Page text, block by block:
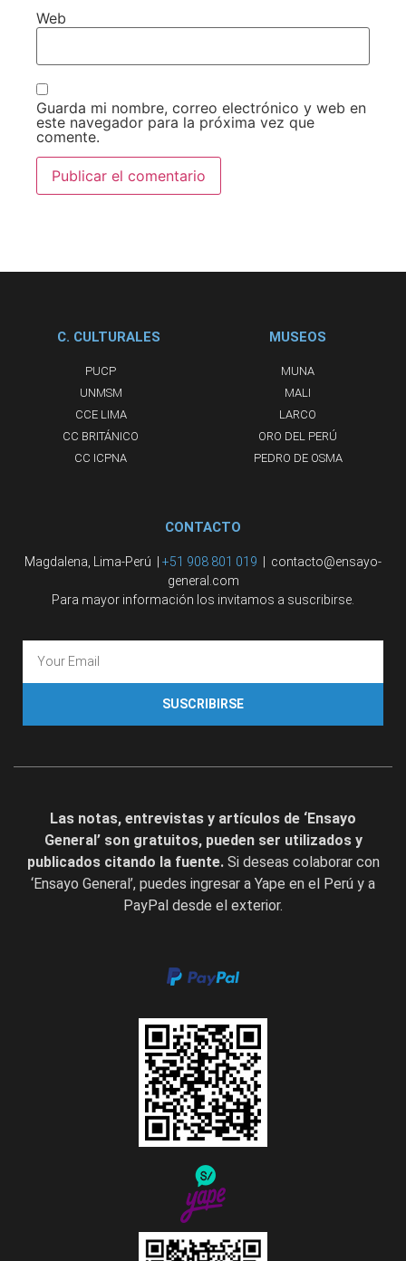
Web
Guarda mi nombre, correo electrónico y web en
este navegador para la próxima vez que
comente.
C. CULTURALES
PUCP
UNMSM
CCE LIMA
CC BRITÁNICO
CC ICPNA
MUSEOS
MUNA
MALI
LARCO
ORO DEL PERÚ
PEDRO DE OSMA
CONTACTO
Magdalena, Lima-Perú | +51 908 801 019 | contacto@ensayo-
general.com
Para mayor información los invitamos a suscribirse.
SUSCRIBIRSE
Las notas, entrevistas y artículos de ‘Ensayo
General’ son gratuitos, pueden ser utilizados y
publicados citando la fuente. Si deseas colaborar con
‘Ensayo General’, puedes ingresar a Yape en el Perú y a
PayPal desde el exterior.